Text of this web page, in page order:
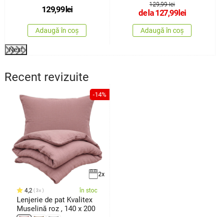
129,99lei
Adaugă în coș
129,99 lei
de la127,99lei
Adaugă în coș
Next
Recent revizuite
-14%
2x
4,2 3x în stoc
Lenjerie de pat Kvalitex
Muselină roz , 140 x 200